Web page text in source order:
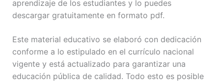
aprendizaje de los estudiantes y lo puedes
descargar gratuitamente en formato pdf.
Este material educativo se elaboró con dedicación
conforme a lo estipulado en el currículo nacional
vigente y está actualizado para garantizar una
educación pública de calidad. Todo esto es posible